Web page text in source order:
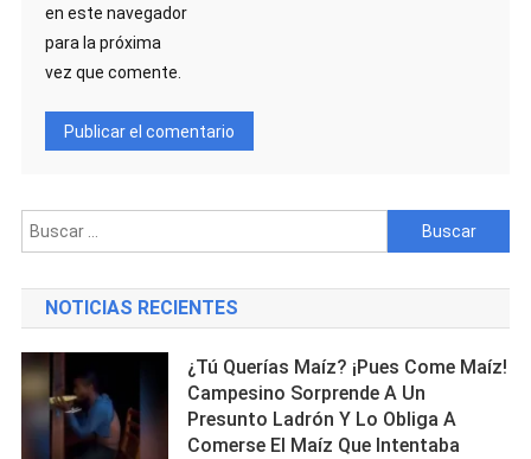
en este navegador
para la próxima
vez que comente.
Buscar:
NOTICIAS RECIENTES
¿Tú Querías Maíz? ¡Pues Come Maíz!
Campesino Sorprende A Un
Presunto Ladrón Y Lo Obliga A
Comerse El Maíz Que Intentaba